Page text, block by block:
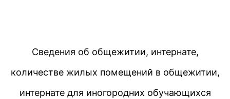
Сведения об общежитии, интернате,
количестве жилых помещений в общежитии,
интернате для иногородних обучающихся